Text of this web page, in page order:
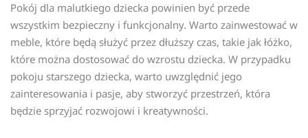
Pokój dla malutkiego dziecka powinien być przede
wszystkim bezpieczny i funkcjonalny. Warto zainwestować w
meble, które będą służyć przez dłuższy czas, takie jak łóżko,
które można dostosować do wzrostu dziecka. W przypadku
pokoju starszego dziecka, warto uwzględnić jego
zainteresowania i pasje, aby stworzyć przestrzeń, która
będzie sprzyjać rozwojowi i kreatywności.